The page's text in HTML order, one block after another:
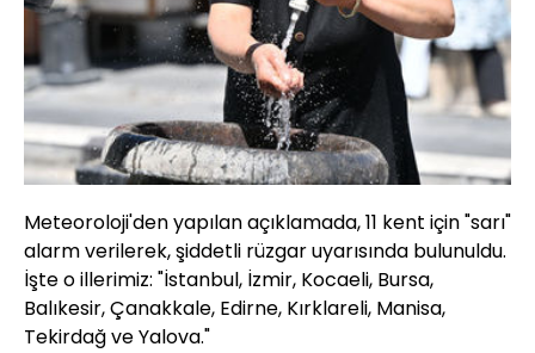
Meteoroloji'den yapılan açıklamada, 11 kent için "sarı"
alarm verilerek, şiddetli rüzgar uyarısında bulunuldu.
İşte o illerimiz: "İstanbul, İzmir, Kocaeli, Bursa,
Balıkesir, Çanakkale, Edirne, Kırklareli, Manisa,
Tekirdağ ve Yalova."